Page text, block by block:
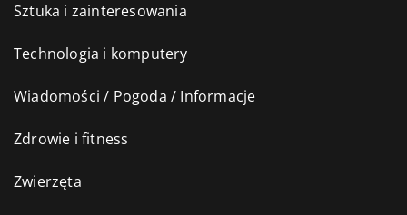
Sztuka i zainteresowania
Technologia i komputery
Wiadomości / Pogoda / Informacje
Zdrowie i fitness
Zwierzęta